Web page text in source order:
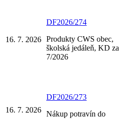
16. 7. 2026
DF2026/274
Produkty CWS obec,
školská jedáleň, KD za
7/2026
16. 7. 2026
DF2026/273
Nákup potravín do